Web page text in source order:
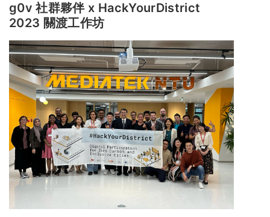
g0v 社群夥伴 x HackYourDistrict
2023 關渡工作坊